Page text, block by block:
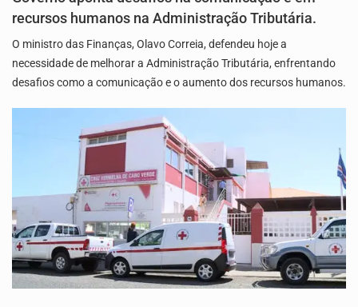
recursos humanos na Administração Tributária.
O ministro das Finanças, Olavo Correia, defendeu hoje a
necessidade de melhorar a Administração Tributária, enfrentando
desafios como a comunicação e o aumento dos recursos humanos.